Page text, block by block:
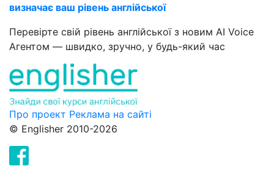
визначає ваш рівень англійської
Перевірте свій рівень англійської з новим AI Voice
Агентом — швидко, зручно, у будь-який час
Про проект Реклама на сайті
© Englisher 2010-2026